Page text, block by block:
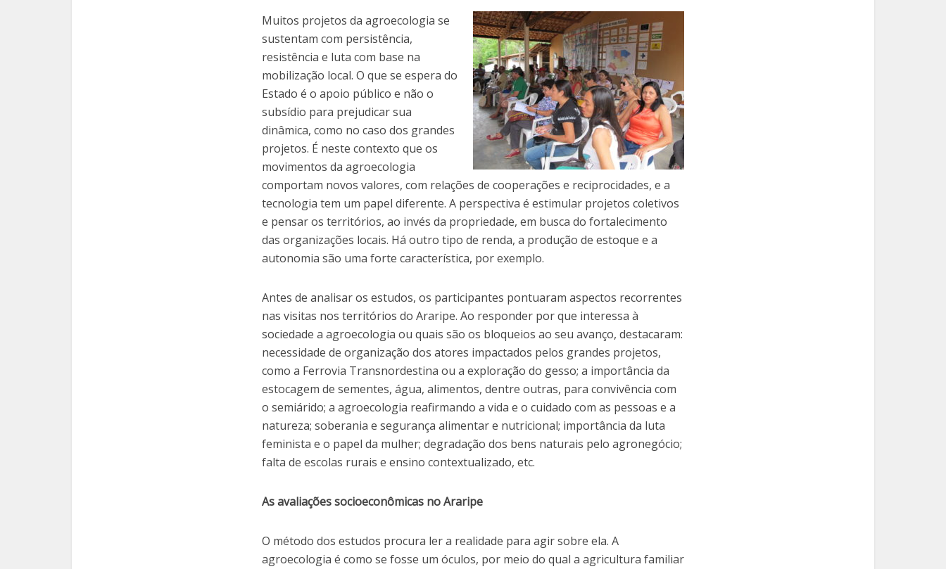
Muitos projetos da agroecologia se
sustentam com persistência,
resistência e luta com base na
mobilização local. O que se espera do
Estado é o apoio público e não o
subsídio para prejudicar sua
dinâmica, como no caso dos grandes
projetos. É neste contexto que os
movimentos da agroecologia
comportam novos valores, com relações de cooperações e reciprocidades, e a
tecnologia tem um papel diferente. A perspectiva é estimular projetos coletivos
e pensar os territórios, ao invés da propriedade, em busca do fortalecimento
das organizações locais. Há outro tipo de renda, a produção de estoque e a
autonomia são uma forte característica, por exemplo.
Antes de analisar os estudos, os participantes pontuaram aspectos recorrentes
nas visitas nos territórios do Araripe. Ao responder por que interessa à
sociedade a agroecologia ou quais são os bloqueios ao seu avanço, destacaram:
necessidade de organização dos atores impactados pelos grandes projetos,
como a Ferrovia Transnordestina ou a exploração do gesso; a importância da
estocagem de sementes, água, alimentos, dentre outras, para convivência com
o semiárido; a agroecologia reafirmando a vida e o cuidado com as pessoas e a
natureza; soberania e segurança alimentar e nutricional; importância da luta
feminista e o papel da mulher; degradação dos bens naturais pelo agronegócio;
falta de escolas rurais e ensino contextualizado, etc.
As avaliações socioeconômicas no Araripe
O método dos estudos procura ler a realidade para agir sobre ela. A
agroecologia é como se fosse um óculos, por meio do qual a agricultura familiar